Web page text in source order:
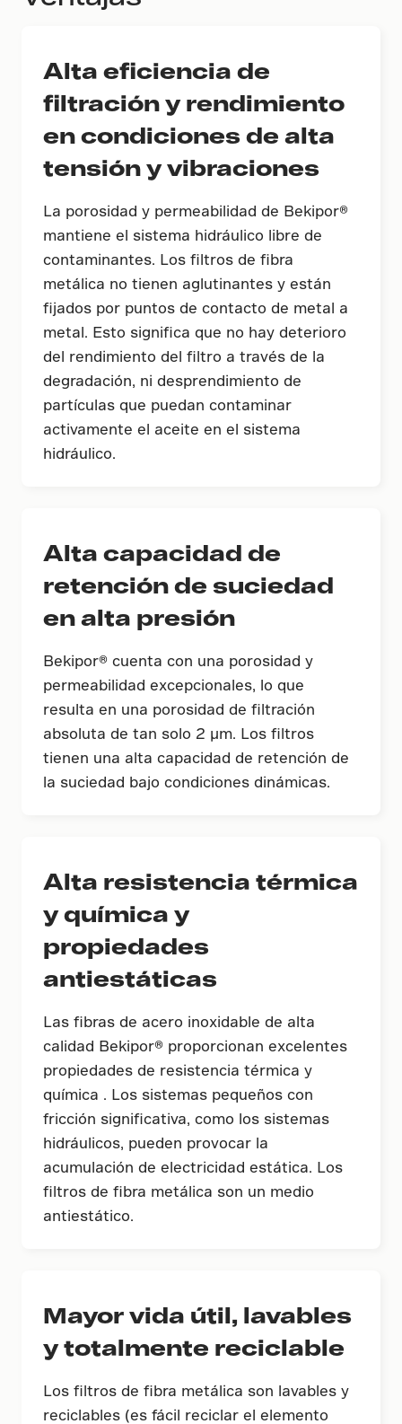
Alta eficiencia de
filtración y rendimiento
en condiciones de alta
tensión y vibraciones
La porosidad y permeabilidad de Bekipor®
mantiene el sistema hidráulico libre de
contaminantes. Los filtros de fibra
metálica no tienen aglutinantes y están
fijados por puntos de contacto de metal a
metal. Esto significa que no hay deterioro
del rendimiento del filtro a través de la
degradación, ni desprendimiento de
partículas que puedan contaminar
activamente el aceite en el sistema
hidráulico.
Alta capacidad de
retención de suciedad
en alta presión
Bekipor® cuenta con una porosidad y
permeabilidad excepcionales, lo que
resulta en una porosidad de filtración
absoluta de tan solo 2 µm. Los filtros
tienen una alta capacidad de retención de
la suciedad bajo condiciones dinámicas.
Alta resistencia térmica
y química y
propiedades
antiestáticas
Las fibras de acero inoxidable de alta
calidad Bekipor® proporcionan excelentes
propiedades de resistencia térmica y
química . Los sistemas pequeños con
fricción significativa, como los sistemas
hidráulicos, pueden provocar la
acumulación de electricidad estática. Los
filtros de fibra metálica son un medio
antiestático.
Mayor vida útil, lavables
y totalmente reciclable
Los filtros de fibra metálica son lavables y
reciclables (es fácil reciclar el elemento